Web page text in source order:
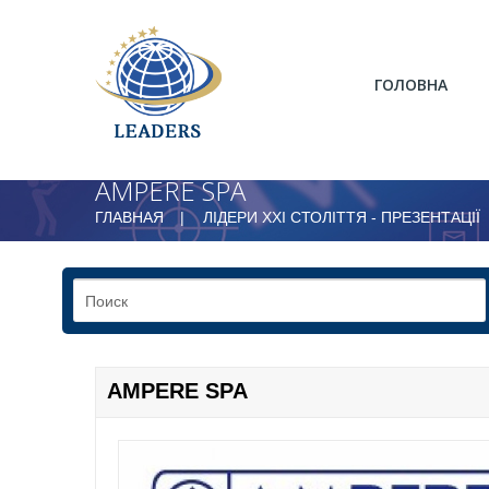
ГОЛОВНА
AMPERE SPA
ГЛАВНАЯ ЛІДЕРИ ХХІ СТОЛІТТЯ - ПРЕЗЕНТАЦІЇ
AMPERE SPA